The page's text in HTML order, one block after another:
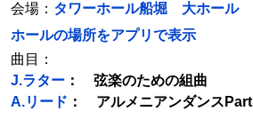
会場： タワーホール船堀 大ホール
ホールの場所をアプリで表示
曲目：
J.ラター ： 弦楽のための組曲
A.リード ： アルメニアンダンスPartⅠ